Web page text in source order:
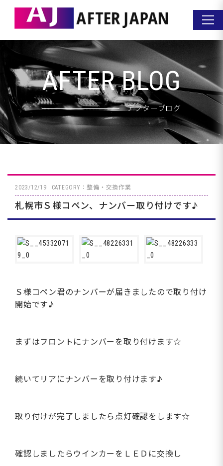
AFTER BLOG
アフターブログ
2023/12/19 CATEGORY：整備・交換作業
札幌市Ｓ様コペン、ナンバー取り付けです♪
Ｓ様コペン君のナンバーが届きましたので取り付け
開始です♪
まずはフロントにナンバーを取り付けます☆
続いてリアにナンバーを取り付けます♪
取り付けが完了しましたら点灯確認をします☆
確認しましたらウインカーをＬＥＤに交換し